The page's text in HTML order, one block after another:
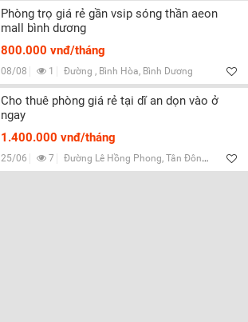
Phòng trọ giá rẻ gần vsip sóng thần aeon
mall bình dương
800.000 vnđ/tháng
08/08 1 Đường , Bình Hòa, Bình Dương
Cho thuê phòng giá rẻ tại dĩ an dọn vào ở
ngay
1.400.000 vnđ/tháng
25/06 7 Đường Lê Hồng Phong, Tân Đông Hiệp, Bình Dương